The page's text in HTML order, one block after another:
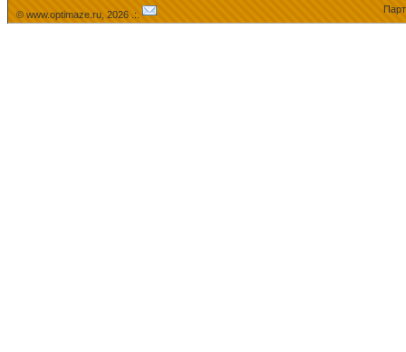
© www.optimaze.ru, 2026 .:.